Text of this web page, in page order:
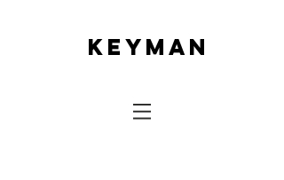
keyman